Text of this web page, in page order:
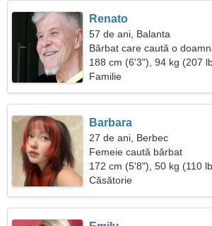
Renato
57 de ani, Balanta
Bărbat care caută o
188 cm (6'3"), 94 kg (207
Familie
Barbara
27 de ani, Berbec
Femeie caută bărbat
172 cm (5'8"), 50 kg (110
Căsătorie